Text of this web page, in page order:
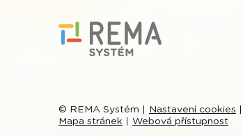
© REMA Systém Nastavení cookies
Mapa stránek
Webová přístupnost